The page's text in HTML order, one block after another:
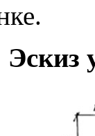
Эскиз